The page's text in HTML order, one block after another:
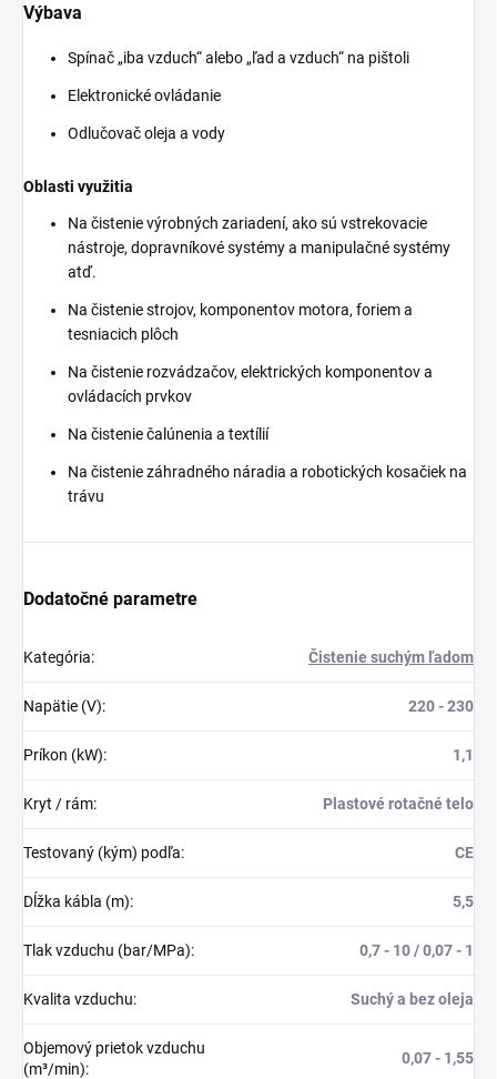
Výbava
Spínač „iba vzduch“ alebo „ľad a vzduch“ na pištoli
Elektronické ovládanie
Odlučovač oleja a vody
Oblasti využitia
Na čistenie výrobných zariadení, ako sú vstrekovacie
nástroje, dopravníkové systémy a manipulačné systémy
atď.
Na čistenie strojov, komponentov motora, foriem a
tesniacich plôch
Na čistenie rozvádzačov, elektrických komponentov a
ovládacích prvkov
Na čistenie čalúnenia a textílií
Na čistenie záhradného náradia a robotických kosačiek na
trávu
Dodatočné parametre
Kategória: Čistenie suchým ľadom
Napätie (V): 220 - 230
Príkon (kW): 1,1
Kryt / rám: Plastové rotačné telo
Testovaný (kým) podľa: CE
Dĺžka kábla (m): 5,5
Tlak vzduchu (bar/MPa): 0,7 - 10 / 0,07 - 1
Kvalita vzduchu: Suchý a bez oleja
Objemový prietok vzduchu
(m³/min):
0,07 - 1,55